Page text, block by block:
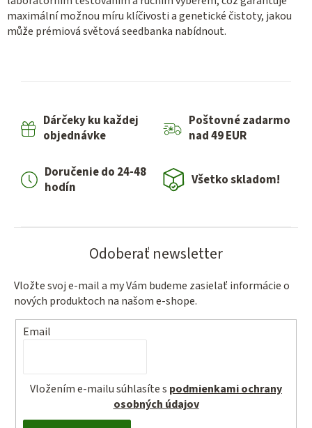
maximální možnou míru klíčivosti a genetické čistoty, jakou
může prémiová světová seedbanka nabídnout.
Dárčeky ku každej
objednávke
Poštovné zadarmo
nad 49 EUR
Doručenie do 24-48
hodín
Všetko skladom!
Odoberať newsletter
Vložte svoj e-mail a my Vám budeme zasielať informácie o
nových produktoch na našom e-shope.
Email
Vložením e-mailu súhlasíte s podmienkami ochrany
osobných údajov